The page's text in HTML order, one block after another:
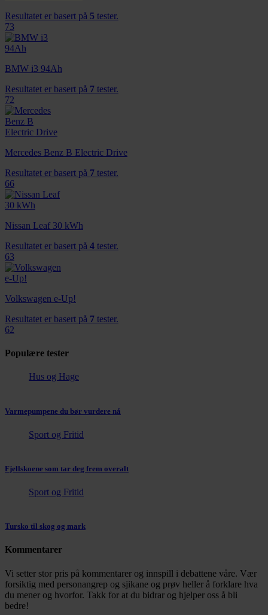
Resultatet er basert på 5 tester.
73
BMW i3 94Ah
Resultatet er basert på 7 tester.
72
Mercedes Benz B Electric Drive
Resultatet er basert på 7 tester.
66
Nissan Leaf 30 kWh
Resultatet er basert på 4 tester.
63
Volkswagen e-Up!
Resultatet er basert på 7 tester.
62
Populære tester
Hus og Hage
Varmepumpene du bør vurdere nå
Sport og Fritid
Fjellskoene som tar deg frem overalt
Sport og Fritid
Tursko til skog og mark
Kommentarer
Vi setter stor pris på kommentarer og innspill i debattene våre. Vær
forsiktig med personangrep og sjikane og prøv heller å forklare hva
du mener og hvorfor. Takk for at du bidrar og hjelper oss å bli
bedre!